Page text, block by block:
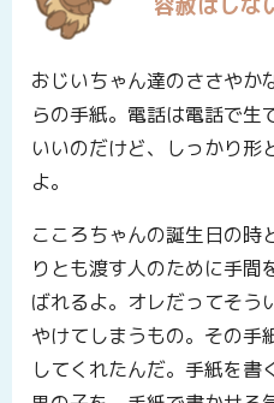
おじいちゃん達のささやか
らの手紙。電話は電話で生
いいのだけど、しっかり形
よ。
こころちゃんの誕生日の時
りとも渡す人のために手間
ばれるよ。オレだってそう
やけてしまうもの。その手
してくれたんだ。手紙を書